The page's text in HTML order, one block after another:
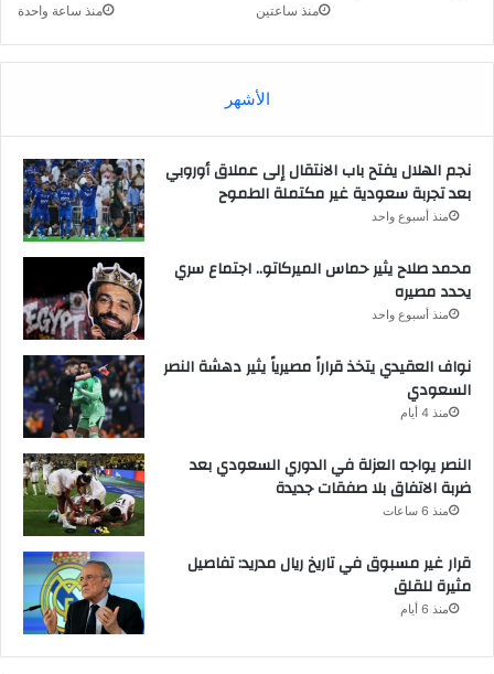
منذ ساعة واحدة منذ ساعتين
الأشهر
نجم الهلال يفتح باب الانتقال إلى عملاق أوروبي
بعد تجربة سعودية غير مكتملة الطموح
منذ أسبوع واحد
محمد صلاح يثير حماس الميركاتو.. اجتماع سري
يحدد مصيره
منذ أسبوع واحد
نواف العقيدي يتخذ قراراً مصيرياً يثير دهشة النصر
السعودي
منذ 4 أيام
النصر يواجه العزلة في الدوري السعودي بعد
ضربة الاتفاق بلا صفقات جديدة
منذ 6 ساعات
قرار غير مسبوق في تاريخ ريال مدريد: تفاصيل
مثيرة للقلق
منذ 6 أيام